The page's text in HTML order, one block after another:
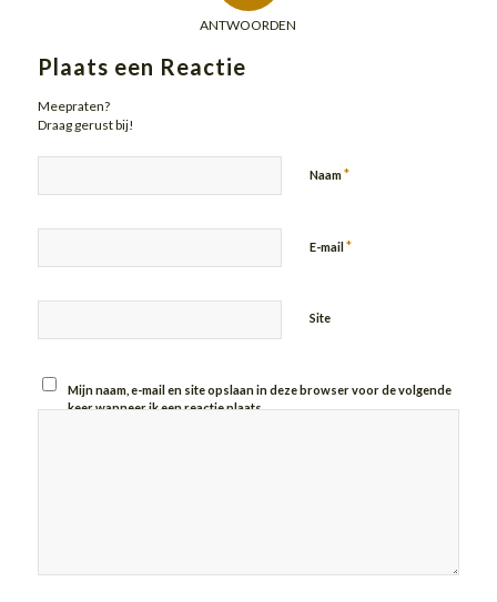
ANTWOORDEN
Plaats een Reactie
Meepraten?
Draag gerust bij!
Naam*
E-mail *
Site
Mijn naam, e-mail en site opslaan in deze browser voor de volgende
keer wanneer ik een reactie plaats.